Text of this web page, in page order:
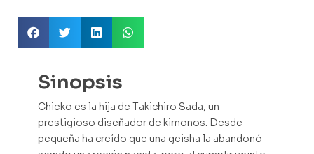
Sinopsis
Chieko es la hija de Takichiro Sada, un
prestigioso diseñador de kimonos. Desde
pequeña ha creído que una geisha la abandonó